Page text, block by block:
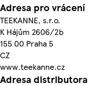
Adresa pro vrácení
TEEKANNE, s.r.o.
K Hájům 2606/2b
155 00 Praha 5
CZ
www.teekanne.cz
Adresa distributora